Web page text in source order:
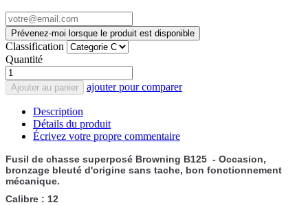
Prévenez-moi lorsque le produit est disponible
Classification
Quantité
Ajouter au panier ajouter pour comparer
Description
Détails du produit
Écrivez votre propre commentaire
Fusil de chasse superposé Browning B125 - Occasion,
bronzage bleuté d'origine sans tache, bon fonctionnement
mécanique.
Calibre : 12